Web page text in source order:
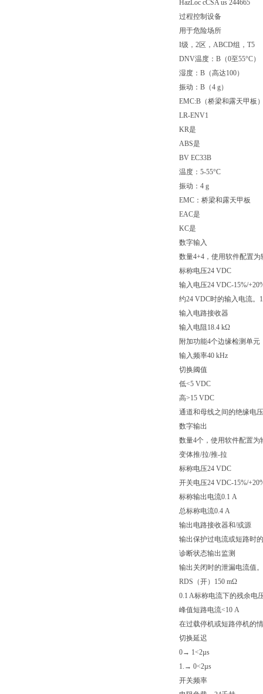
HazLoc cCSA us 244665
过程控制设备
用于危险场所
I级，2区，ABCD组，T5
DNV温度：B（0至55°C）
湿度：B（高达100）
振动：B（4 g）
EMC:B（桥梁和露天甲板
LR-ENV1
KR是
ABS是
BV EC33B
温度：5-55°C
振动：4 g
EMC：桥梁和露天甲板
EAC是
KC是
数字输入
数量4+4，使用软件配置为
标称电压24 VDC
输入电压24 VDC-15%/
约24 VDC时的输入电流。
输入电路接收器
输入电阻18.4 kΩ
附加功能4个边缘检测单
输入频率40 kHz
切换阈值
低<5 VDC
高>15 VDC
通道和母线之间的绝缘电
数字输出
数量4个，使用软件配置为
变体推/拉/推-拉
标称电压24 VDC
开关电压24 VDC-15%/
标称输出电流0.1 A
总标称电流0.4 A
输出电路接收器和/或源
输出保护过电流或短路时
诊断状态输出监测
输出关闭时的泄漏电流值
RDS（开）150 mΩ
0.1 A标称电流下的残余电
峰值短路电流<10 A
在过载停机或短路停机的
切换延迟
0→ 1<2µs
1.→ 0<2µs
开关频率